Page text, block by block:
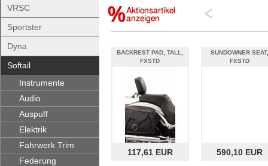
VRSC
Sportster
Dyna
Softail
Instrumente
Audio
Auspuff
Elektrik
Fahrwerk Trim
Federung
BACKREST PAD, TALL,
FXSTD
117,61 EUR
SUNDOWNER SEAT,
FXSTD
590,10 EUR